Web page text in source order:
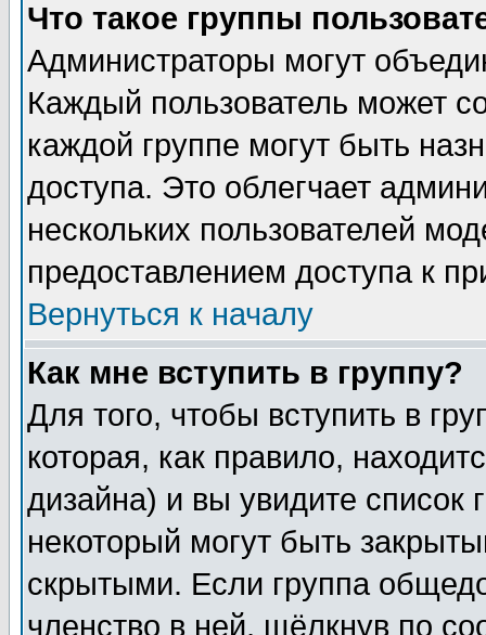
Что такое группы
Администраторы могут
Каждый пользователь может
каждой группе могут быть
доступа. Это облегчает
нескольких пользователей
предоставлением доступа к
Вернуться к началу
Как мне вступить в группу?
Для того, чтобы вступить в
которая, как правило,
дизайна) и вы увидите список
некоторый могут быть
скрытыми. Если группа
членство в ней, щёлкнув по